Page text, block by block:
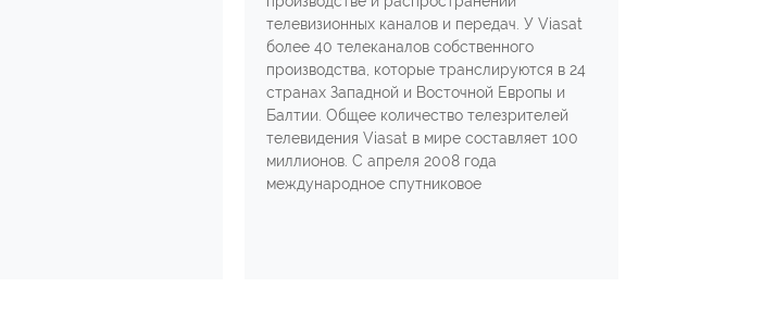
телевизионных каналов и передач. У Viasat
более 40 телеканалов собственного
производства, которые транслируются в 24
странах Западной и Восточной Европы и
Балтии. Общее количество телезрителей
телевидения Viasat в мире составляет 100
миллионов. С апреля 2008 года
международное спутниковое